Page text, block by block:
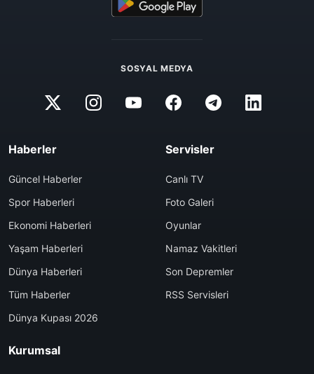
SOSYAL MEDYA
Haberler
Güncel Haberler
Spor Haberleri
Ekonomi Haberleri
Yaşam Haberleri
Dünya Haberleri
Tüm Haberler
Dünya Kupası 2026
Servisler
Canlı TV
Foto Galeri
Oyunlar
Namaz Vakitleri
Son Depremler
RSS Servisleri
Kurumsal